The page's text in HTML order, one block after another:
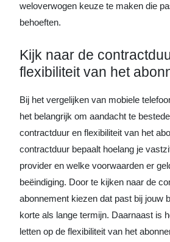
weloverwogen keuze te maken die
behoeften.
Kijk naar de
flexibiliteit van het
Bij het vergelijken van mobiele
het belangrijk om aandacht te
contractduur en flexibiliteit van het
contractduur bepaalt hoelang je
provider en welke voorwaarden er
beëindiging. Door te kijken naar de
abonnement kiezen dat past bij jouw
korte als lange termijn. Daarnaast is
letten op de flexibiliteit van het